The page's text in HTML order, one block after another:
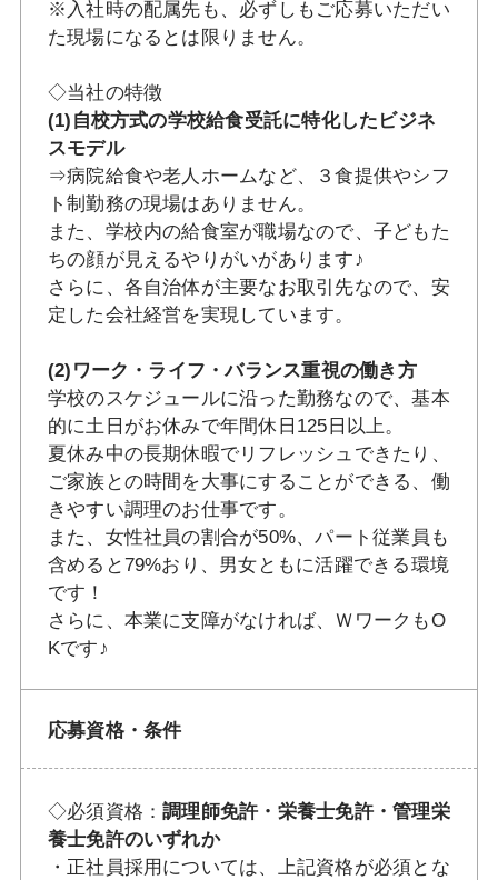
※入社時の配属先も、必ずしもご応募いただい
た現場になるとは限りません。
◇当社の特徴
(1)自校方式の学校給食受託に特化したビジネ
スモデル
⇒病院給食や老人ホームなど、３食提供やシフ
ト制勤務の現場はありません。
また、学校内の給食室が職場なので、子どもた
ちの顔が見えるやりがいがあります♪
さらに、各自治体が主要なお取引先なので、安
定した会社経営を実現しています。
(2)ワーク・ライフ・バランス重視の働き方
学校のスケジュールに沿った勤務なので、基本
的に土日がお休みで年間休日125日以上。
夏休み中の長期休暇でリフレッシュできたり、
ご家族との時間を大事にすることができる、働
きやすい調理のお仕事です。
また、女性社員の割合が50%、パート従業員も
含めると79%おり、男女ともに活躍できる環境
です！
さらに、本業に支障がなければ、ＷワークもO
Kです♪
応募資格・条件
◇必須資格：調理師免許・栄養士免許・管理栄
養士免許のいずれか
・正社員採用については、上記資格が必須とな